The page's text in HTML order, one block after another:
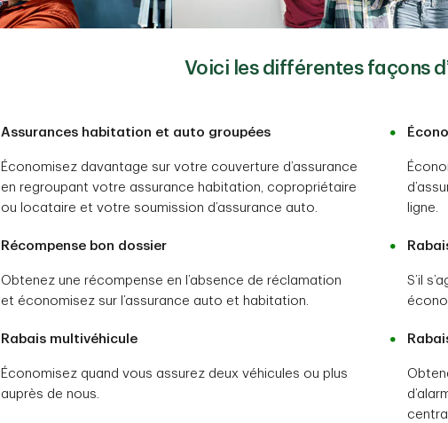
Voici les différentes façons
Assurances habitation et auto groupées
Économisez davantage sur votre couverture d’assurance
en regroupant votre assurance habitation, copropriétaire
ou locataire et votre soumission d’assurance auto.
Récompense bon dossier
Obtenez une récompense en l’absence de réclamation
et économisez sur l’assurance auto et habitation.
Rabais multivéhicule
Économisez quand vous assurez deux véhicules ou plus
auprès de nous.
ligne.
S’il